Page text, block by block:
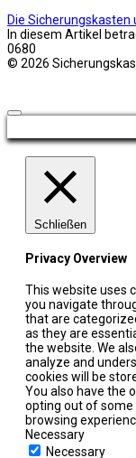
Die Sicherungskasten
In diesem Artikel
0680
© 2026
Schließen
Privacy Overview
This website uses
you navigate
that are
as they are
the website. We
analyze and
cookies will be
You also have the
opting out of
browsing
Necessary
Necessary